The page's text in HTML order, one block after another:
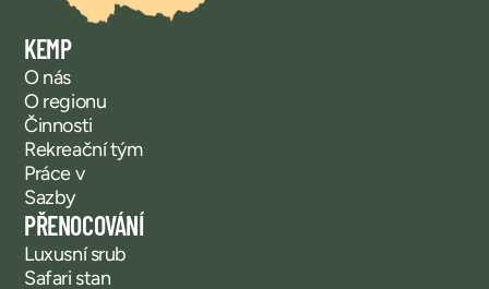
KEMP
O nás
O regionu
Činnosti
Rekreační tým
Práce v
Sazby
PŘENOCOVÁNÍ
Luxusní srub
Safari stan